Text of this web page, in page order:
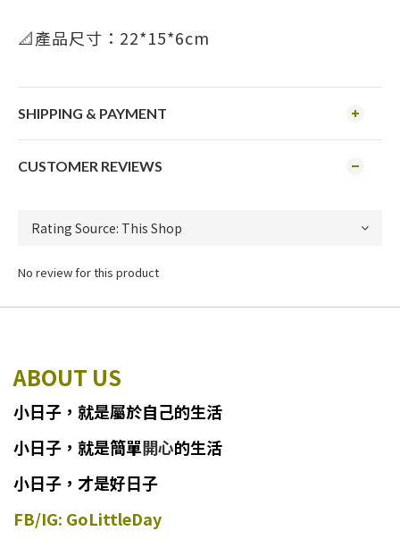
📐產品尺寸：22*15*6cm
SHIPPING & PAYMENT
CUSTOMER REVIEWS
No review for this product
ABOUT US
小日子 ， 就是屬於自己的生活
小日子 ， 就是簡單開心的生活
小日子，才是好日子
FB/IG: GoLittleDay